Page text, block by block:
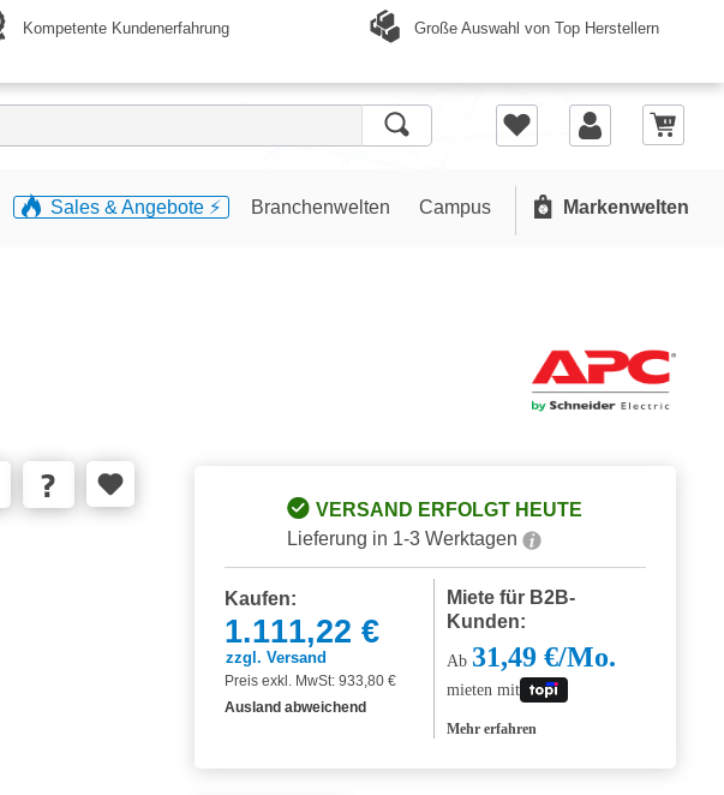
Kompetente Kundenerfahrung Große Auswahl von Top Herstellern
Sales & Angebote ⚡️ Branchenwelten Campus Markenwelten
VERSAND ERFOLGT HEUTE
Lieferung in 1-3 Werktagen
Kaufen:
1.111,22 €
zzgl. Versand
Preis exkl. MwSt: 933,80 €
Ausland abweichend
Miete für B2B-
Kunden:
Ab 31,49 €/Mo.
mieten mit
Mehr erfahren